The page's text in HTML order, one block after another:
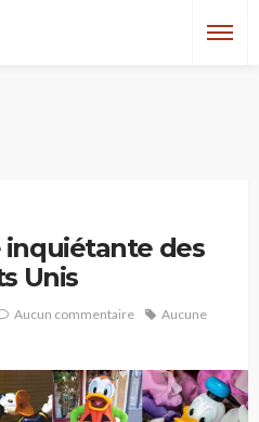
inquiétante des
Unis
Aucun commentaire
Aucune